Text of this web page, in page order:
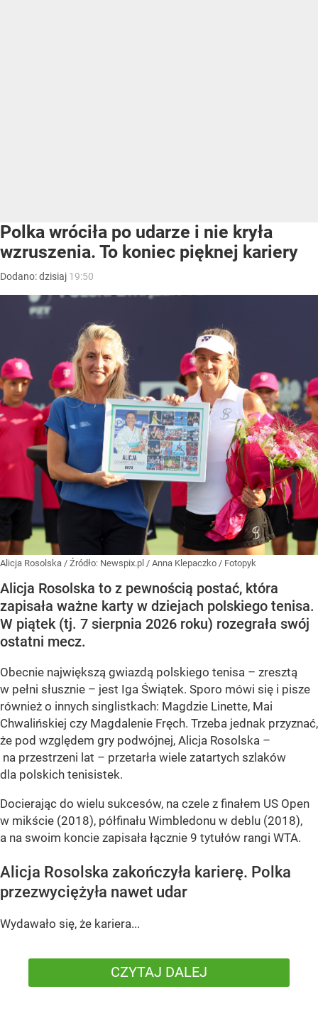
Polka wróciła po udarze i nie kryła
wzruszenia. To koniec pięknej kariery
Dodano:dzisiaj 19:50
Alicja Rosolska / Źródło: Newspix.pl / Anna Klepaczko / Fotopyk
Alicja Rosolska to z pewnością postać, która
zapisała ważne karty w dziejach polskiego tenisa.
W piątek (tj. 7 sierpnia 2026 roku) rozegrała swój
ostatni mecz.
Obecnie największą gwiazdą polskiego tenisa – zresztą
w pełni słusznie – jest Iga Świątek. Sporo mówi się i pisze
również o innych singlistkach: Magdzie Linette, Mai
Chwalińskiej czy Magdalenie Fręch. Trzeba jednak przyznać,
że pod względem gry podwójnej, Alicja Rosolska –
na przestrzeni lat – przetarła wiele zatartych szlaków
dla polskich tenisistek.
Docierając do wielu sukcesów, na czele z finałem US Open
w mikście (2018), półfinału Wimbledonu w deblu (2018),
a na swoim koncie zapisała łącznie 9 tytułów rangi WTA.
Alicja Rosolska zakończyła karierę. Polka
przezwyciężyła nawet udar
Wydawało się, że kariera...
CZYTAJ DALEJ